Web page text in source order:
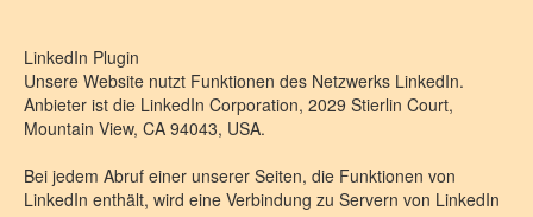
LinkedIn Plugin
Unsere Website nutzt Funktionen des Netzwerks LinkedIn.
Anbieter ist die LinkedIn Corporation, 2029 Stierlin Court,
Mountain View, CA 94043, USA.
Bei jedem Abruf einer unserer Seiten, die Funktionen von
LinkedIn enthält, wird eine Verbindung zu Servern von LinkedIn